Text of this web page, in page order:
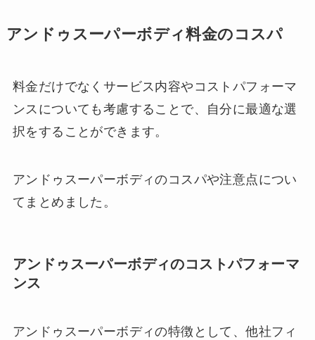
アンドゥスーパーボディ料金のコスパ
料金だけでなくサービス内容やコストパフォーマ
ンスについても考慮することで、自分に最適な選
択をすることができます。
アンドゥスーパーボディのコスパや注意点につい
てまとめました。
アンドゥスーパーボディのコストパフォーマ
ンス
アンドゥスーパーボディの特徴として、他社フィ